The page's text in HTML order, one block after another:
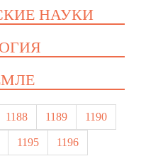
НАУКИ
1188 1189 1190
1195 1196